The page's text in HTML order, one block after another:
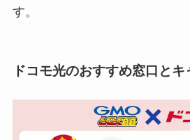
す。
ドコモ光のおすすめ窓口と